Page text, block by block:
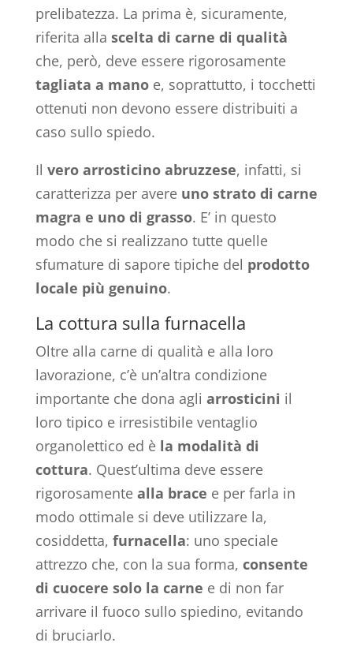
prelibatezza. La prima è, sicuramente,
riferita alla scelta di carne di qualità
che, però, deve essere rigorosamente
tagliata a manoe, soprattutto, i tocchetti
ottenuti non devono essere distribuiti a
caso sullo spiedo.
Il vero arrosticino abruzzese, infatti, si
caratterizza per avere uno strato di carne
magra e uno di grasso. E’ in questo
modo che si realizzano tutte quelle
sfumature di sapore tipiche del prodotto
locale più genuino.
La cottura sulla furnacella
Oltre alla carne di qualità e alla loro
lavorazione, c’è un’altra condizione
importante che dona agli arrosticini il
loro tipico e irresistibile ventaglio
organolettico ed è la modalità di
cottura. Quest’ultima deve essere
rigorosamente alla brace e per farla in
modo ottimale si deve utilizzare la,
cosiddetta, furnacella: uno speciale
attrezzo che, con la sua forma, consente
di cuocere solo la carne e di non far
arrivare il fuoco sullo spiedino, evitando
di bruciarlo.